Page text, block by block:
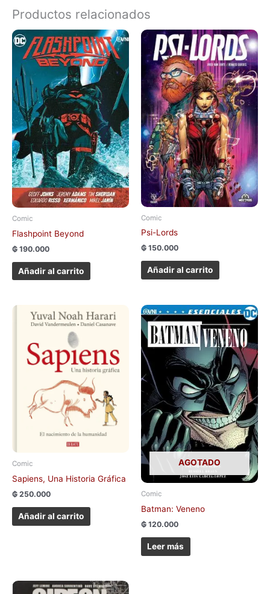
Productos relacionados
Comic
Flashpoint Beyond
₲ 190.000
Añadir al carrito
Comic
Psi-Lords
₲ 150.000
Añadir al carrito
Comic
Sapiens, Una Historia Gráfica
₲ 250.000
Añadir al carrito
AGOTADO
Comic
Batman: Veneno
₲ 120.000
Leer más
Este